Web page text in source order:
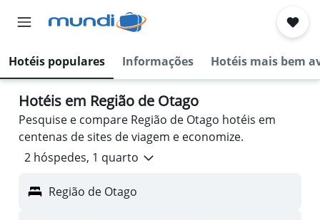
Hotéis populares Informações Hotéis mais bem
Hotéis em Região de Otago
Pesquise e compare Região de Otago hotéis em
centenas de sites de viagem e economize.
2 hóspedes, 1 quarto
Região de Otago